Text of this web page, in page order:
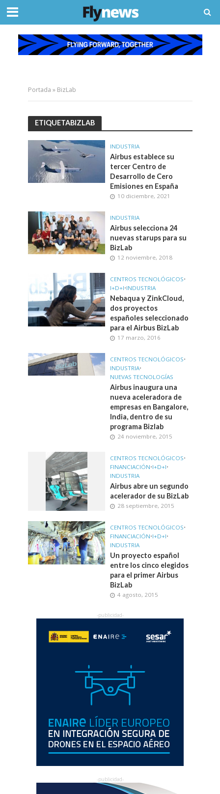
Portada » BizLab
ETIQUETABIZLAB
INDUSTRIA
Airbus establece su
tercer Centro de
Desarrollo de Cero
Emisiones en España
10 diciembre, 2021
INDUSTRIA
Airbus selecciona 24
nuevas starups para su
BizLab
12 noviembre, 2018
CENTROS TECNOLÓGICOS•
I+D+I•INDUSTRIA
Nebaqua y ZinkCloud,
dos proyectos
españoles seleccionado
para el Airbus BizLab
17 marzo, 2016
CENTROS TECNOLÓGICOS•
INDUSTRIA•
NUEVAS TECNOLOGÍAS
Airbus inaugura una
nueva aceleradora de
empresas en Bangalore,
India, dentro de su
programa Bizlab
24 noviembre, 2015
CENTROS TECNOLÓGICOS•
FINANCIACIÓN•I+D+I•
INDUSTRIA
Airbus abre un segundo
acelerador de su BizLab
28 septiembre, 2015
CENTROS TECNOLÓGICOS•
FINANCIACIÓN•I+D+I•
INDUSTRIA
Un proyecto español
entre los cinco elegidos
para el primer Airbus
BizLab
4 agosto, 2015